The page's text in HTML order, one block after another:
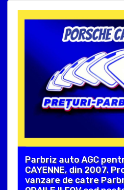
Parbriz auto AGC
CAYENNE, din 2007.
vanzare de catre